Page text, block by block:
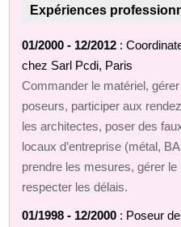
Expériences
01/2000 - 12/2012 :
chez Sarl Pcdi, Paris
Commander le matériel,
poseurs, participer aux
les architectes, poser des
locaux d’entreprise (métal,
prendre les mesures, gérer le
respecter les délais.
01/1998 - 12/2000 : Poseur